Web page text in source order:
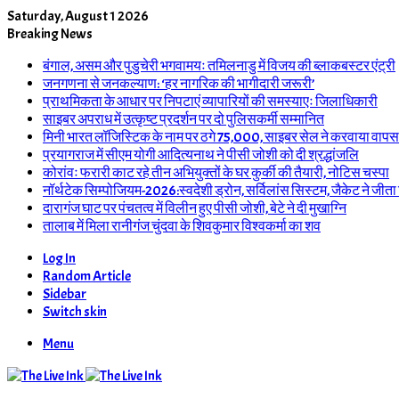
Saturday, August 1 2026
Breaking News
बंगाल, असम और पुडुचेरी भगवामयः तमिलनाडु में विजय की ब्लाकबस्टर एंट्री
जनगणना से जनकल्याण: ‘हर नागरिक की भागीदारी जरूरी’
प्राथमिकता के आधार पर निपटाएं व्यापारियों की समस्याएः जिलाधिकारी
साइबर अपराध में उत्कृष्ट प्रदर्शन पर दो पुलिसकर्मी सम्मानित
मिनी भारत लॉजिस्टिक के नाम पर ठगे 75,000, साइबर सेल ने करवाया वापस
प्रयागराज में सीएम योगी आदित्यनाथ ने पीसी जोशी को दी श्रद्धांजलि
कोरांवः फरारी काट रहे तीन अभियुक्तों के घर कुर्की की तैयारी, नोटिस चस्पा
नॉर्थटेक सिम्पोजियम-2026:स्वदेशी ड्रोन, सर्विलांस सिस्टम, जैकेट ने जीता
दारागंज घाट पर पंचतत्व में विलीन हुए पीसी जोशी, बेटे ने दी मुखाग्नि
तालाब में मिला रानीगंज चुंदवा के शिवकुमार विश्वकर्मा का शव
Log In
Random Article
Sidebar
Switch skin
Menu